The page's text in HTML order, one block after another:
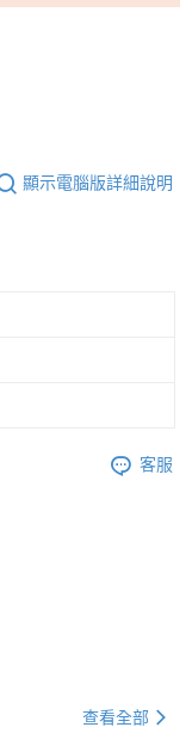
顯示電腦版詳細說明
客服
查看全部